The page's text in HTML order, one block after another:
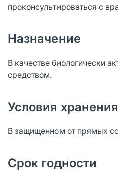
проконсультироваться с
Назначение
В качестве биологически
средством.
Условия хранения
В защищенном от прямых
Срок годности